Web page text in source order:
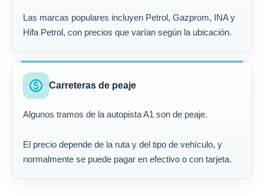
Las marcas populares incluyen Petrol, Gazprom, INA y
Hifa Petrol, con precios que varían según la ubicación.
paid Carreteras de peaje
Algunos tramos de la autopista A1 son de peaje.
El precio depende de la ruta y del tipo de vehículo, y
normalmente se puede pagar en efectivo o con tarjeta.